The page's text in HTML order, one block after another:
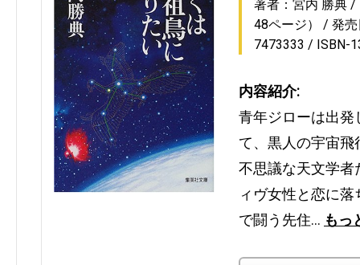
著者：宮内 勝典
48ページ）
発
7473333
ISBN-
内容紹介:
青年ジローは出発
て、黒人の宇宙
不思議な天文学者
ィヴ女性と恋に
で闘う先住… もっ